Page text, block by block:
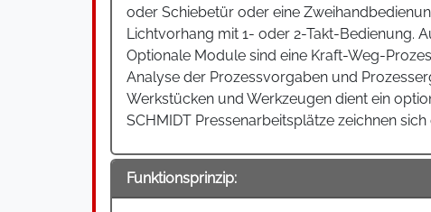
oder Schiebetür oder eine
Lichtvorhang mit 1- oder 2-Takt-Bedienung.
Optionale Module sind eine Kraft-Weg-
Analyse der Prozessvorgaben und
Werkstücken und Werkzeugen dient ein
SCHMIDT Pressenarbeitsplätze zeichnen
Funktionsprinzip: